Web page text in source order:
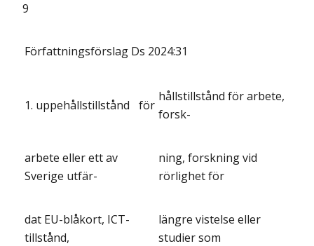
9
Författningsförslag Ds 2024:31
1. uppehållstillstånd för
hållstillstånd för arbete,
forsk-
arbete eller ett av
Sverige utfär-
ning, forskning vid
rörlighet för
dat EU-blåkort, ICT-
tillstånd,
längre vistelse eller
studier som